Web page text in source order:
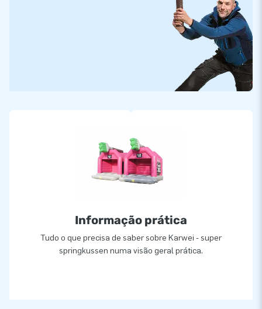
Informação prática
Tudo o que precisa de saber sobre Karwei - super
springkussen numa visão geral prática.